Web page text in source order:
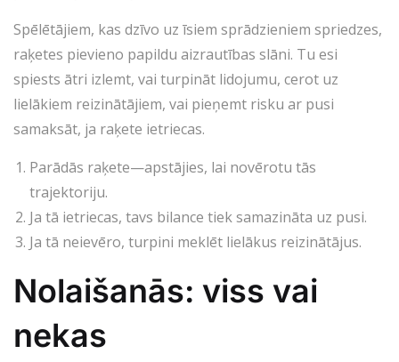
Spēlētājiem, kas dzīvo uz īsiem sprādzieniem spriedzes,
raķetes pievieno papildu aizrautības slāni. Tu esi
spiests ātri izlemt, vai turpināt lidojumu, cerot uz
lielākiem reizinātājiem, vai pieņemt risku ar pusi
samaksāt, ja raķete ietriecas.
Parādās raķete—apstājies, lai novērotu tās
trajektoriju.
Ja tā ietriecas, tavs bilance tiek samazināta uz pusi.
Ja tā neievēro, turpini meklēt lielākus reizinātājus.
Nolaišanās: viss vai
nekas